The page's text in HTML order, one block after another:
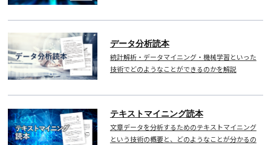
データ分析読本
統計解析・データマイニング・機械学習といった
技術でどのようなことができるのかを解説
テキストマイニング読本
文章データを分析するためのテキストマイニング
という技術の概要と、どのようなことが分かるの